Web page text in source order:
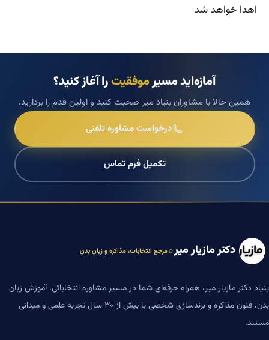
اهدا خواهد شد
آمازه‌اید مسیرموفقیترا آغاز کنید؟
همین حالا با مشاوران بنیاد میر صحبت کنید و اولین قدم را بردارید.
درخواست مشاوره تلفنی
تکمیل فرم تماس
دکتر مازیار میر مرجع انتخابات، مذاکره و زبان بدن
بنیاد دکتر مازیار میر، همراه حرفه‌ای شما در مسیر مشاوره انتخاباتی، آموزش زبان
بدن، فنون مذاکره و برندسازی شخصی با بیش از ۳۰ سال تجربه علمی و میدانی
مستند.